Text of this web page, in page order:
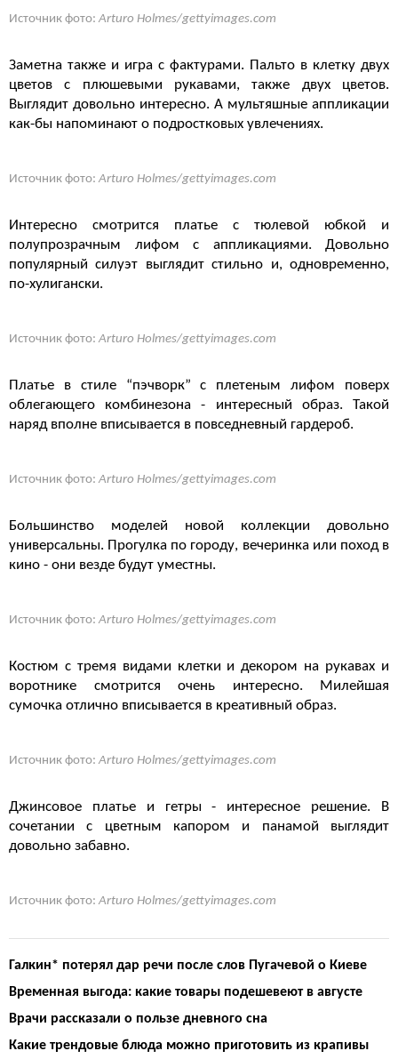
Источник фото: Arturo Holmes/gettyimages.com
Заметна также и игра с фактурами. Пальто в клетку двух
цветов с плюшевыми рукавами, также двух цветов.
Выглядит довольно интересно. А мультяшные аппликации
как-бы напоминают о подростковых увлечениях.
Источник фото: Arturo Holmes/gettyimages.com
Интересно смотрится платье с тюлевой юбкой и
полупрозрачным лифом с аппликациями. Довольно
популярный силуэт выглядит стильно и, одновременно,
по-хулигански.
Источник фото: Arturo Holmes/gettyimages.com
Платье в стиле “пэчворк” с плетеным лифом поверх
облегающего комбинезона - интересный образ. Такой
наряд вполне вписывается в повседневный гардероб.
Источник фото: Arturo Holmes/gettyimages.com
Большинство моделей новой коллекции довольно
универсальны. Прогулка по городу, вечеринка или поход в
кино - они везде будут уместны.
Источник фото: Arturo Holmes/gettyimages.com
Костюм с тремя видами клетки и декором на рукавах и
воротнике смотрится очень интересно. Милейшая
сумочка отлично вписывается в креативный образ.
Источник фото: Arturo Holmes/gettyimages.com
Джинсовое платье и гетры - интересное решение. В
сочетании с цветным капором и панамой выглядит
довольно забавно.
Источник фото: Arturo Holmes/gettyimages.com
Галкин* потерял дар речи после слов Пугачевой о Киеве
Временная выгода: какие товары подешевеют в августе
Врачи рассказали о пользе дневного сна
Какие трендовые блюда можно приготовить из крапивы